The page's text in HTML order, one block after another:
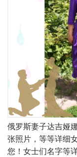
俄罗斯妻子达吉娅
张照片，等等详细
您！女士们名字等